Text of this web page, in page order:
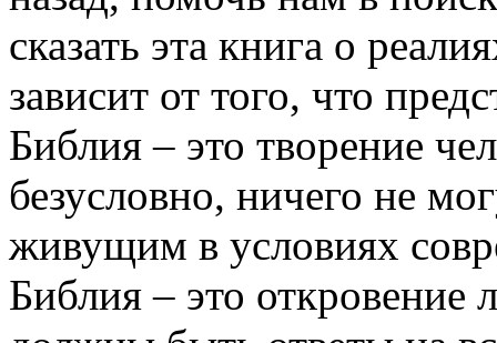
сказать эта книга о
зависит от того, что
Библия – это творение
безусловно, ничего не
живущим в условиях
Библия – это откровение